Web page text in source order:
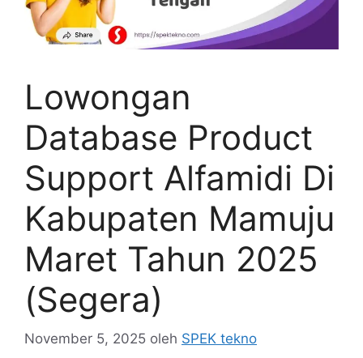
Lowongan
Database Product
Support Alfamidi Di
Kabupaten Mamuju
Maret Tahun 2025
(Segera)
November 5, 2025 oleh SPEK tekno